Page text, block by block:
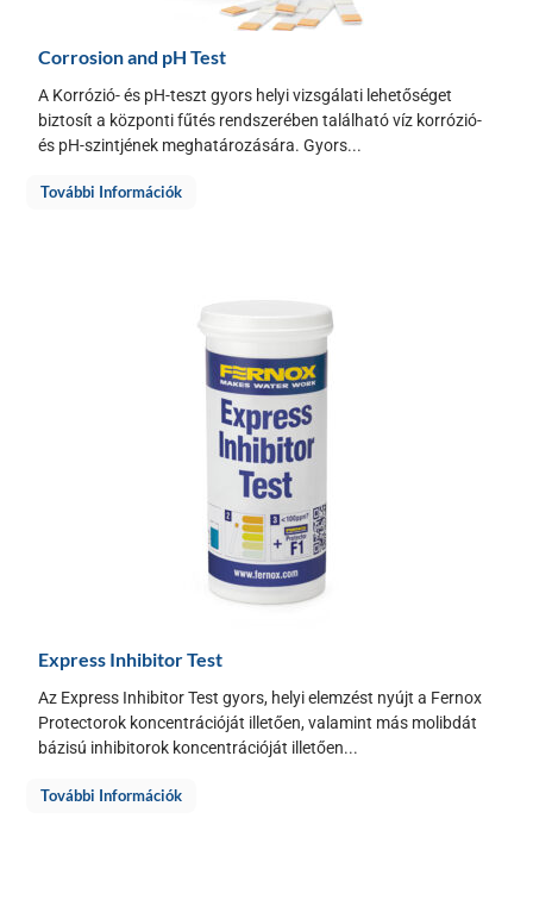
Corrosion and pH Test
A Korrózió- és pH-teszt gyors helyi vizsgálati lehetőséget
biztosít a központi fűtés rendszerében található víz korrózió-
és pH-szintjének meghatározására. Gyors...
További Információk
Express Inhibitor Test
Az Express Inhibitor Test gyors, helyi elemzést nyújt a Fernox
Protectorok koncentrációját illetően, valamint más molibdát
bázisú inhibitorok koncentrációját illetően...
További Információk